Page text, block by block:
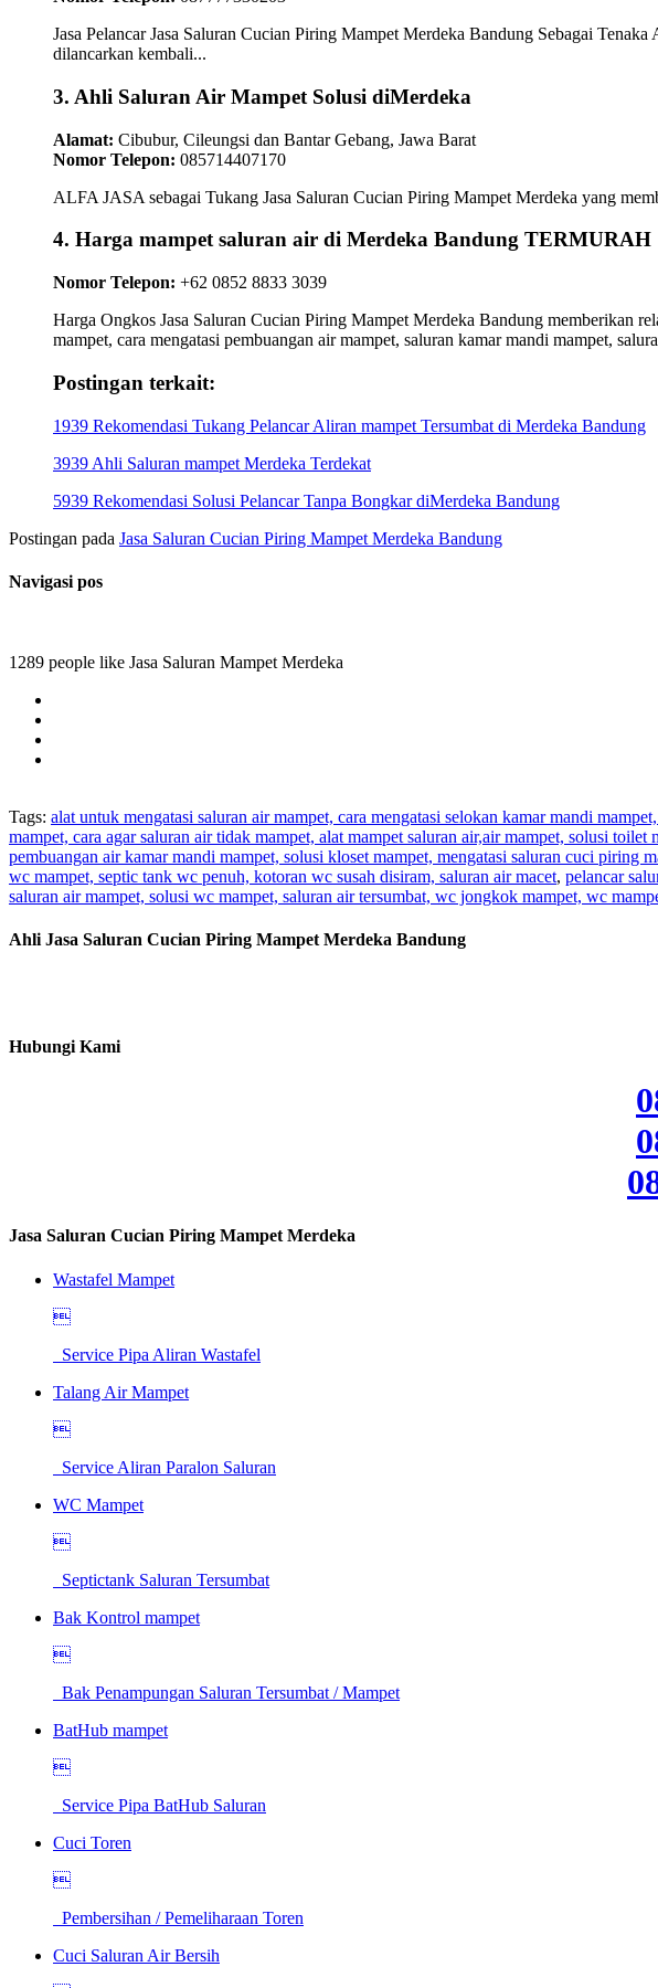
Jasa Pelancar Jasa Saluran Cucian Piring Mampet Merdeka Bandung Sebagai
dilancarkan kembali...
3. Ahli Saluran Air Mampet Solusi diMerdeka
Alamat: Cibubur, Cileungsi dan Bantar Gebang, Jawa Barat
Nomor Telepon: 085714407170
ALFA JASA sebagai Tukang Jasa Saluran Cucian Piring Mampet Merdeka yang
4. Harga mampet saluran air di Merdeka Bandung TERMURAH
Nomor Telepon: +62 0852 8833 3039
Harga Ongkos Jasa Saluran Cucian Piring Mampet Merdeka Bandung memberikan
mampet, cara mengatasi pembuangan air mampet, saluran kamar mandi mampet,
Postingan terkait:
1939 Rekomendasi Tukang Pelancar Aliran mampet Tersumbat di Merdeka Bandung
3939 Ahli Saluran mampet Merdeka Terdekat
5939 Rekomendasi Solusi Pelancar Tanpa Bongkar diMerdeka Bandung
Postingan pada Jasa Saluran Cucian Piring Mampet Merdeka Bandung
Navigasi pos
1289 people like Jasa Saluran Mampet Merdeka
Tags: alat untuk mengatasi saluran air mampet, cara mengatasi selokan kamar mandi
mampet, cara agar saluran air tidak mampet, alat mampet saluran air,air mampet, solusi
pembuangan air kamar mandi mampet, solusi kloset mampet, mengatasi saluran cuci piring
wc mampet, septic tank wc penuh, kotoran wc susah disiram, saluran air macet, pelancar
saluran air mampet, solusi wc mampet, saluran air tersumbat, wc jongkok mampet, wc
Ahli Jasa Saluran Cucian Piring Mampet Merdeka Bandung
Hubungi Kami
Jasa Saluran Cucian Piring Mampet Merdeka
Wastafel Mampet

Service Pipa Aliran Wastafel
Talang Air Mampet

Service Aliran Paralon Saluran
WC Mampet

Septictank Saluran Tersumbat
Bak Kontrol mampet

Bak Penampungan Saluran Tersumbat / Mampet
BatHub mampet

Service Pipa BatHub Saluran
Cuci Toren

Pembersihan / Pemeliharaan Toren
Cuci Saluran Air Bersih